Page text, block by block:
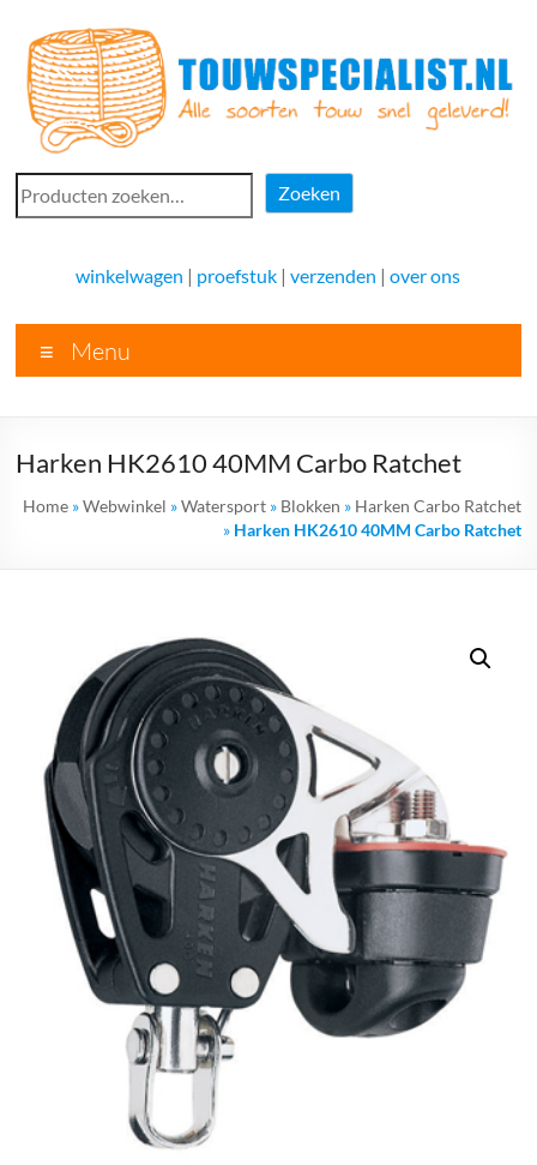
naar
inhoud
Touwspecialist.nl
voor
vele
soorten
goed
advies!
Zoeken
Zoeken
winkelwagen | proefstuk |verzenden |over ons
Menu
Harken HK2610 40MM Carbo Ratchet
Home»Webwinkel »Watersport» Blokken » Harken Carbo Ratchet
» Harken HK2610 40MM Carbo Ratchet